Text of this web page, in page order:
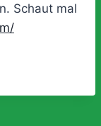
Schaut mal